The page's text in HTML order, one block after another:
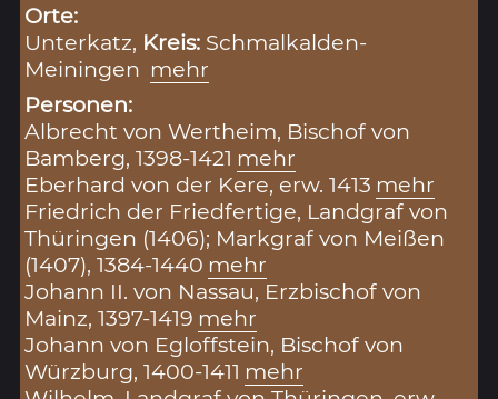
Orte:
Unterkatz, Kreis: Schmalkalden-
Meiningen mehr
Personen:
Albrecht von Wertheim, Bischof von
Bamberg, 1398-1421 mehr
Eberhard von der Kere, erw. 1413 mehr
Friedrich der Friedfertige, Landgraf von
Thüringen (1406); Markgraf von Meißen
(1407), 1384-1440 mehr
Johann II. von Nassau, Erzbischof von
Mainz, 1397-1419 mehr
Johann von Egloffstein, Bischof von
Würzburg, 1400-1411 mehr